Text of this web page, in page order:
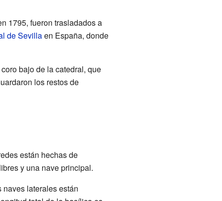
1795, fueron trasladados a
de Sevillaen España, donde
bajo de la catedral, que
los restos de
están hechas de
y una nave principal.
laterales están